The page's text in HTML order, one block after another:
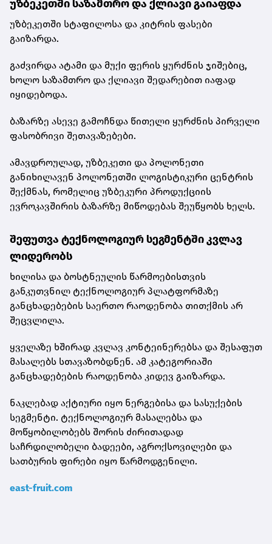
უზბეკეთში საზამთრო და ქლიავი გაიაფდა
უზბეკეთში სტაფილოსა და კიტრის ფასები
გაიზარდა.
გაძვირდა ატამი და მუქი ფერის ყურძნის ჯიშებიც,
ხოლო საზამთრო და ქლიავი შედარებით იაფად
იყიდებოდა.
ბაზარზე ასევე გამოჩნდა წითელი ყურძნის პირველი
ფასობრივი შეთავაზებები.
ამავდროულად, უზბეკეთი და პოლონეთი
განიხილავენ პოლონეთში ლოგისტიკური ცენტრის
შექმნას, რომელიც უზბეკური პროდუქციის
ევროკავშირის ბაზარზე მიწოდებას შეუწყობს ხელს.
შეფუთვა ტექნოლოგიურ სეგმენტში კვლავ
ლიდერობს
ხილისა და ბოსტნეულის წარმოებისთვის
განკუთვნილ ტექნოლოგიურ პლატფორმაზე
განცხადებების საერთო რაოდენობა თითქმის არ
შეცვლილა.
ყველაზე ხშირად კვლავ კონტეინერებსა და შესაფუთ
მასალებს სთავაზობდნენ. ამ კატეგორიაში
განცხადებების რაოდენობა კიდევ გაიზარდა.
ნაკლებად აქტიური იყო ნერგებისა და სასუქების
სეგმენტი. ტექნოლოგიურ მასალებსა და
მოწყობილობებს შორის ძირითადად
საჩრდილობელი ბადეები, აგროქსოვილები და
სათბურის ფირები იყო წარმოდგენილი.
east-fruit.com